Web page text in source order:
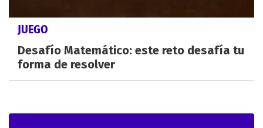
JUEGO
Desafío Matemático: este reto desafía tu
forma de resolver